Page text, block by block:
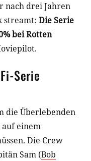
nach drei Jahren
streamt: Die Serie
bei Rotten
Serie
die Überlebenden
auf einem
Die Crew
Sam (Bob